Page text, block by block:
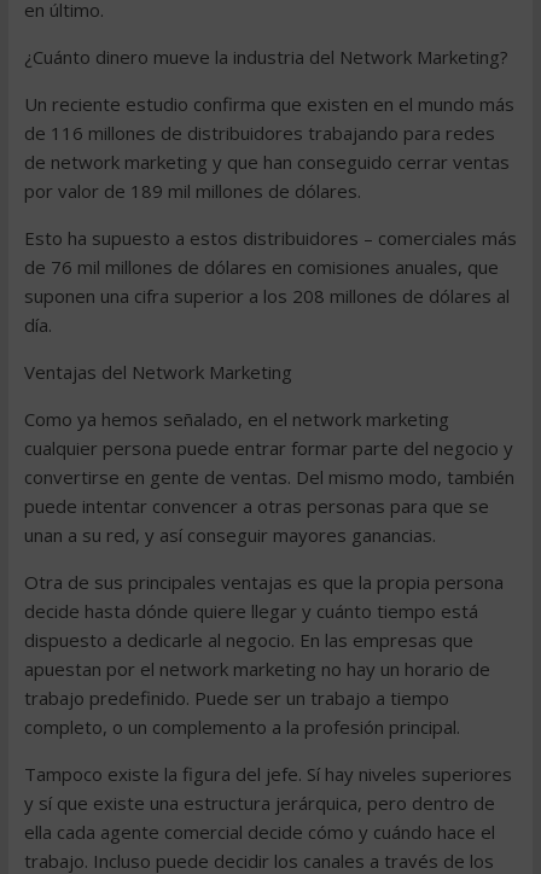
en último.
¿Cuánto dinero mueve la industria del Network Marketing?
Un reciente estudio confirma que existen en el mundo más
de 116 millones de distribuidores trabajando para redes
de network marketing y que han conseguido cerrar ventas
por valor de 189 mil millones de dólares.
Esto ha supuesto a estos distribuidores – comerciales más
de 76 mil millones de dólares en comisiones anuales, que
suponen una cifra superior a los 208 millones de dólares al
día.
Ventajas del Network Marketing
Como ya hemos señalado, en el network marketing
cualquier persona puede entrar formar parte del negocio y
convertirse en gente de ventas. Del mismo modo, también
puede intentar convencer a otras personas para que se
unan a su red, y así conseguir mayores ganancias.
Otra de sus principales ventajas es que la propia persona
decide hasta dónde quiere llegar y cuánto tiempo está
dispuesto a dedicarle al negocio. En las empresas que
apuestan por el network marketing no hay un horario de
trabajo predefinido. Puede ser un trabajo a tiempo
completo, o un complemento a la profesión principal.
Tampoco existe la figura del jefe. Sí hay niveles superiores
y sí que existe una estructura jerárquica, pero dentro de
ella cada agente comercial decide cómo y cuándo hace el
trabajo. Incluso puede decidir los canales a través de los